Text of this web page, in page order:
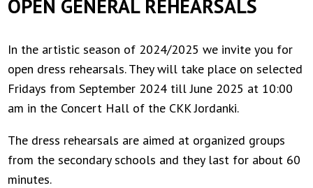
OPEN GENERAL REHEARSALS
In the artistic season of 2024/2025 we invite you for
open dress rehearsals. They will take place on selected
Fridays from September 2024 till June 2025 at 10:00
am in the Concert Hall of the CKK Jordanki.
The dress rehearsals are aimed at organized groups
from the secondary schools and they last for about 60
minutes.